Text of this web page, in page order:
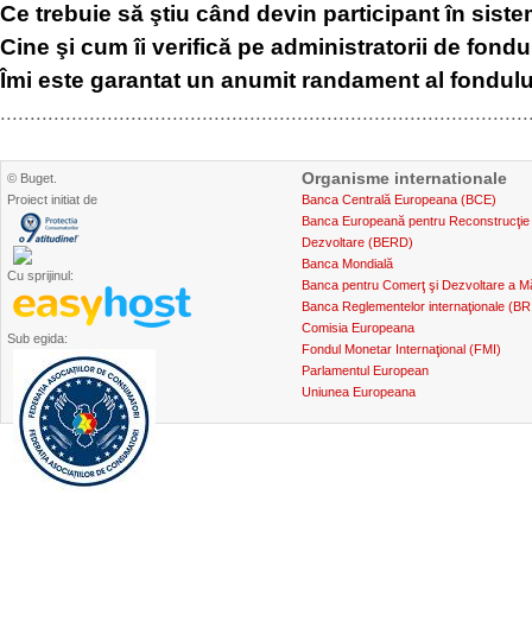
Ce trebuie să ştiu când devin participant în
Cine şi cum îi verifică pe administratorii de
Îmi este garantat un anumit randament al
© Buget.
Proiect initiat de
Cu sprijinul:
Sub egida:
Organisme internationale
Banca Centrală Europeana (BCE)
Banca Europeană pentru Reconstrucţie
Dezvoltare (BERD)
Banca Mondială
Banca pentru Comerţ şi Dezvoltare a
Banca Reglementelor internaţionale
Comisia Europeana
Fondul Monetar Internaţional (FMI)
Parlamentul European
Uniunea Europeana